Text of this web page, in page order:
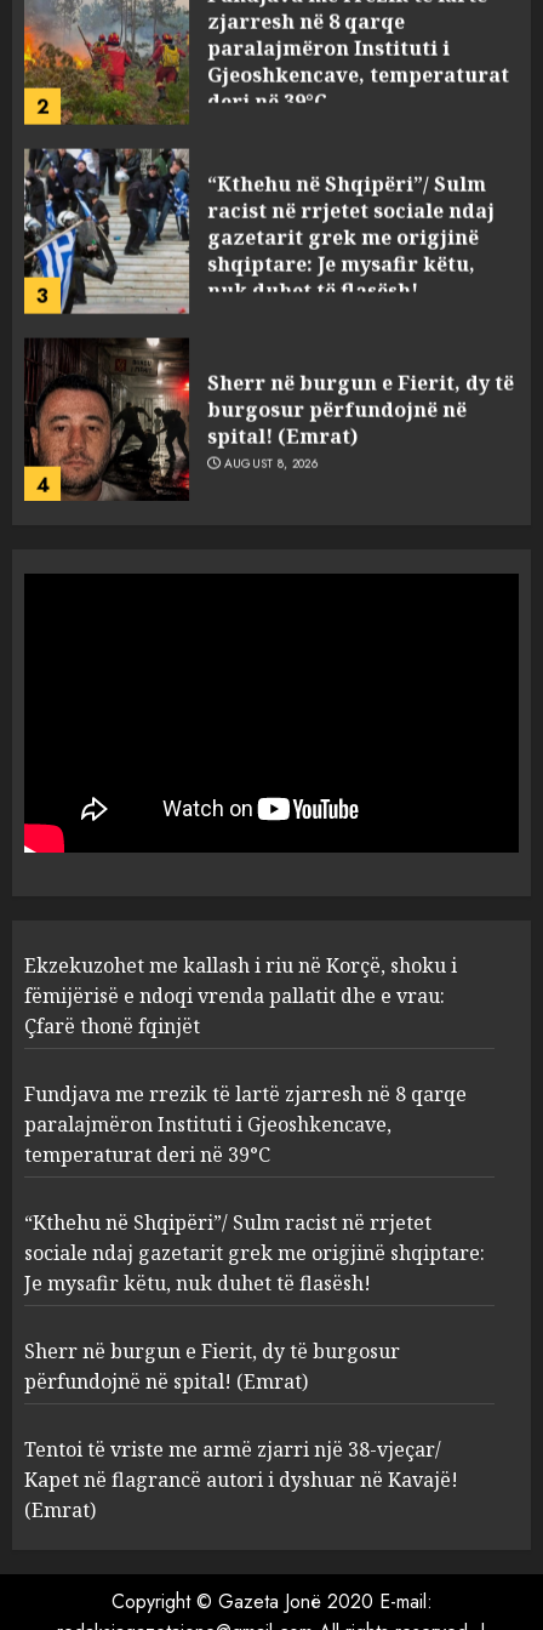
2
zjarresh në 8 qarqe
paralajmëron Instituti i
Gjeoshkencave, temperaturat
deri në 39°C
3
“Kthehu në Shqipëri”/ Sulm
racist në rrjetet sociale ndaj
gazetarit grek me origjinë
shqiptare: Je mysafir këtu,
nuk duhet të flasësh!
4
Sherr në burgun e Fierit, dy të
burgosur përfundojnë në
spital! (Emrat)
AUGUST 8, 2026
1
ndoqi vrenda pallatit dhe e
vrau: Çfarë thonë fqinjët
AUGUST 8, 2026
2
zjarresh në 8 qarqe
paralajmëron Instituti i
deri në 39°C
“Kthehu në Shqipëri”/ Sulm
racist në rrjetet sociale ndaj
gazetarit grek me origjinë
shqiptare: Je mysafir këtu,
nuk duhet të flasësh!
AUGUST 8, 2026
burgosur përfundojnë në
spital! (Emrat)
AUGUST 8, 2026
AUGUST 8, 2026
Ekzekuzohet me kallash i riu në Korçë, shoku i
fëmijërisë e ndoqi vrenda pallatit dhe e vrau:
Çfarë thonë fqinjët
Fundjava me rrezik të lartë zjarresh në 8 qarqe
paralajmëron Instituti i Gjeoshkencave,
temperaturat deri në 39°C
“Kthehu në Shqipëri”/ Sulm racist në rrjetet
sociale ndaj gazetarit grek me origjinë shqiptare:
Je mysafir këtu, nuk duhet të flasësh!
Sherr në burgun e Fierit, dy të burgosur
përfundojnë në spital! (Emrat)
Tentoi të vriste me armë zjarri një 38-vjeçar/
Kapet në flagrancë autori i dyshuar në Kavajë!
(Emrat)
Copyright © Gazeta Jonë 2020 E-mail: